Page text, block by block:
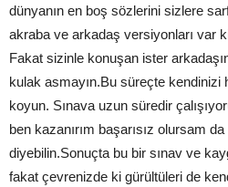
dünyanın en boş sözlerini sizlere
akraba ve arkadaş versiyonları var
Fakat sizinle konuşan ister
kulak asmayın.Bu süreçte kendinizi
koyun. Sınava uzun süredir
ben kazanırım başarısız olursam
diyebilin.Sonuçta bu bir sınav ve
fakat çevrenizde ki gürültüleri de